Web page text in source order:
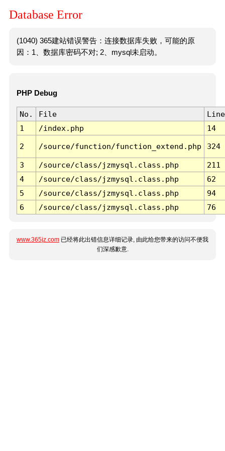
Database Error
(1040) 365建站错误警告：连接数据库失败，可能的原
因：1、数据库密码不对; 2、mysql未启动。
PHP Debug
No. File
Line
1
/index.php 14
2 /source/function/function_extend.php 324
3 /source/class/jzmysql.class.php
211
4
/source/class/jzmysql.class.php
62
5
/source/class/jzmysql.class.php
94
6
/source/class/jzmysql.class.php 76
www.365jz.com 已经将此出错信息详细记录, 由此给您带来的访问不便我
们深感歉意.